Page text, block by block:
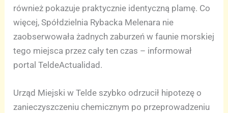
również pokazuje praktycznie identyczną plamę. Co
więcej, Spółdzielnia Rybacka Melenara nie
zaobserwowała żadnych zaburzeń w faunie morskiej
tego miejsca przez cały ten czas – informował
portal TeldeActualidad.
Urząd Miejski w Telde szybko odrzucił hipotezę o
zanieczyszczeniu chemicznym po przeprowadzeniu